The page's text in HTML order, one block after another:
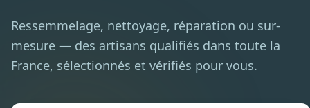
Ressemmelage, nettoyage, réparation ou sur-
mesure — des artisans qualifiés dans toute la
France, sélectionnés et vérifiés pour vous.